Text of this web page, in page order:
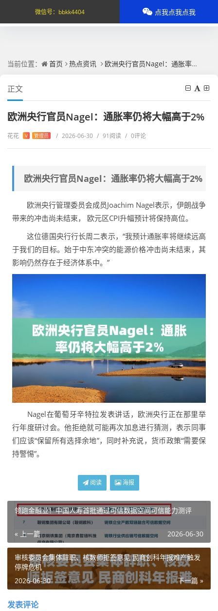
当前位置： 首页 热点资讯 欧洲央行官员Nagel：通胀率仍将大幅高于2%
正文
欧洲央行官员Nagel：通胀率仍将大幅高于2%
花花 V 管理员 / 2026-06-30 / 91阅读 / 0评论
欧洲央行官员Nagel：通胀率仍将大幅高于2%
欧洲央行管理委员会成员Joachim Nagel表示，伊朗战争
带来的冲击尚未结束， 欧元区CPI升幅预计将保持高位。
这位德国央行行长周二表示，“我预计通胀率将继续远高
于我们的目标。始于中东冲突的能源价格冲击尚未结束，其
影响仍然存在于经济体系中。”
Nagel在葡萄牙辛特拉发表讲话，欧洲央行正在那里举
行年度研讨会。他拒绝就可能再次加息进行猜测，表示同事
们应该“保留所有选择余地”，同时补充说，货币政策“需要保
持警惕”。
阅读 海报
领跑金融业！中国人寿首批通过可信数据空间可信能力测评
« 上一篇 2026-06-30
审核委员会集体辞职、核数师拒签意见 民商创科年报难产触发
停牌危机
下一篇 »
2026-06-30
发表评论
微信号： bbkk4404 点我点我点我